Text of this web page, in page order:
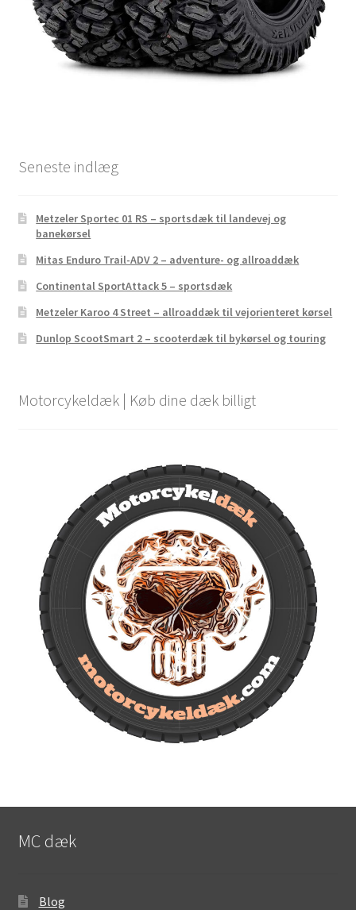
Seneste indlæg
Metzeler Sportec 01 RS – sportsdæk til landevej og
banekørsel
Mitas Enduro Trail-ADV 2 – adventure- og allroaddæk
Continental SportAttack 5 – sportsdæk
Metzeler Karoo 4 Street – allroaddæk til vejorienteret kørsel
Dunlop ScootSmart 2 – scooterdæk til bykørsel og touring
Motorcykeldæk | Køb dine dæk billigt
MC dæk
Blog